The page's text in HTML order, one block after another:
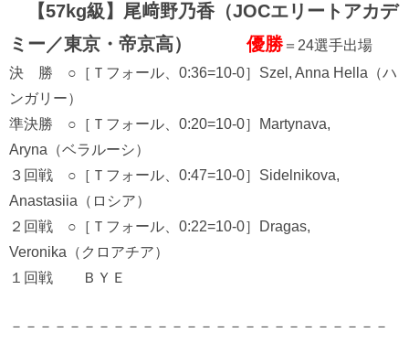
【57kg級】尾﨑野乃香（JOCエリートアカデ
ミー／東京・帝京高） 優勝＝24選手出場
決 勝 ○［Ｔフォール、0:36=10-0］Szel, Anna Hella（ハ
ンガリー）
準決勝 ○［Ｔフォール、0:20=10-0］Martynava,
Aryna（ベラルーシ）
３回戦 ○［Ｔフォール、0:47=10-0］Sidelnikova,
Anastasiia（ロシア）
２回戦 ○［Ｔフォール、0:22=10-0］Dragas,
Veronika（クロアチア）
１回戦 ＢＹＥ
－－－－－－－－－－－－－－－－－－－－－－－－－－